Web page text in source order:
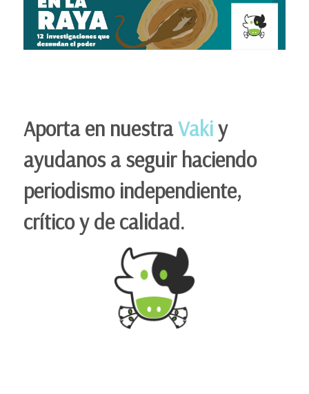
Aporta en nuestraVakiy
ayudanos a seguir haciendo
periodismo independiente,
crítico y de calidad.